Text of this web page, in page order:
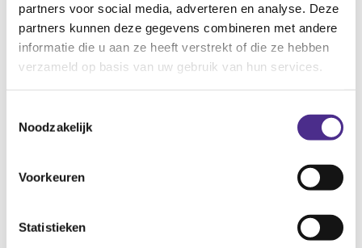
partners voor social media, adverteren en analyse. Deze
partners kunnen deze gegevens combineren met andere
informatie die u aan ze heeft verstrekt of die ze hebben
verzameld op basis van uw gebruik van hun services.
Noodzakelijk
Voorkeuren
Statistieken
Hoe bepaal je jouw
toon?
Je kunt je Tone of Voice bepalen door jezelf een
paar vragen te stellen:
Zijn we serieus of gebruiken we humor?
gids?
Onthoud: Je Tone of Voice is de “digitale handdruk”
van je bedrijf. Het zorgt ervoor dat een bezoeker
niet alleen de informatie begrijpt, maar ook een